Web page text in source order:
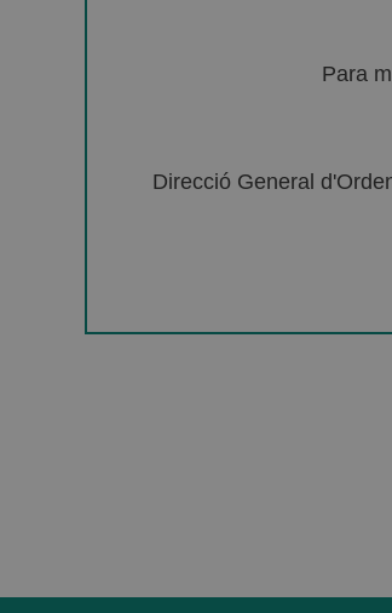
Para
Direcció General